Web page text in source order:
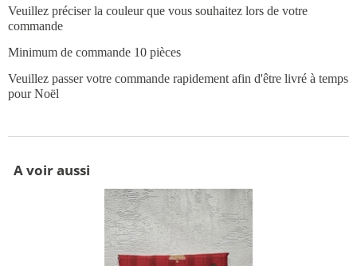
Veuillez préciser la couleur que vous souhaitez lors de votre
commande
Minimum de commande 10 pièces
Veuillez passer votre commande rapidement afin d'être livré à temps
pour Noël
A voir aussi